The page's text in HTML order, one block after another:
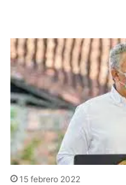
15 febrero 2022